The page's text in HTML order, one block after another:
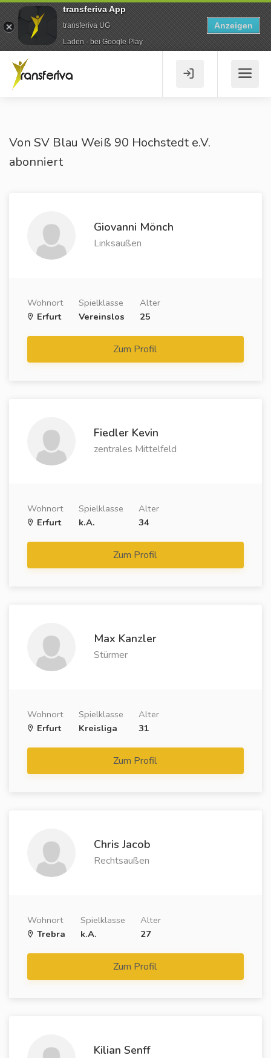
Von SV Blau Weiß 90 Hochstedt e.V.
abonniert
Giovanni Mönch
Linksaußen
Wohnort
Erfurt
Spielklasse
Vereinslos
Alter
25
Zum Profil
Fiedler Kevin
zentrales Mittelfeld
Wohnort
Erfurt
Spielklasse
k.A.
Alter
34
Zum Profil
Max Kanzler
Stürmer
Wohnort
Erfurt
Spielklasse
Kreisliga
Alter
31
Zum Profil
Chris Jacob
Rechtsaußen
Wohnort
Trebra
Spielklasse
k.A.
Alter
27
Zum Profil
Kilian Senff
transferiva App
transferiva UG
Laden - bei Google Play
Anzeigen